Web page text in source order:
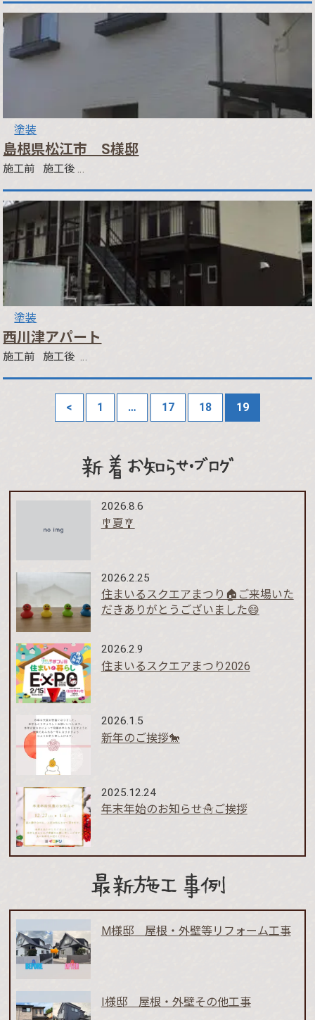
塗装
島根県松江市 S様邸
施工前 施工後 …
塗装
西川津アパート
施工前 施工後 …
< 1 … 17 18 19
新着お知らせ・ブログ
2026.8.6
🎐夏🎐
2026.2.25
住まいるスクエアまつり🏠ご来場いた
だきありがとうございました😄
2026.2.9
住まいるスクエアまつり2026
2026.1.5
新年のご挨拶🐎
2025.12.24
年末年始のお知らせ☃️ご挨拶
最新施工事例
M様邸 屋根・外壁等リフォーム工事
I様邸 屋根・外壁その他工事